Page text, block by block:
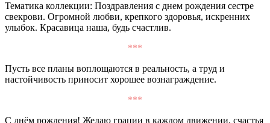
Тематика коллекции: Поздравления с днем рождения сестре
свекрови. Огромной любви, крепкого здоровья, искренних
улыбок. Красавица наша, будь счастлив.
***
Пусть все планы воплощаются в реальность, а труд и
настойчивость приносит хорошее вознаграждение.
***
С днём рождения! Желаю грации в каждом движении, счастья